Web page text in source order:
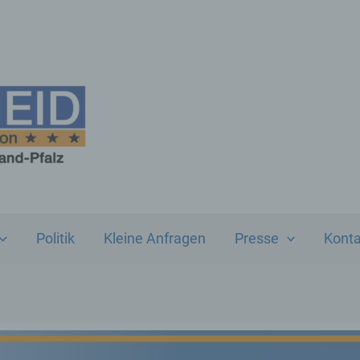
Politik Kleine Anfragen Presse